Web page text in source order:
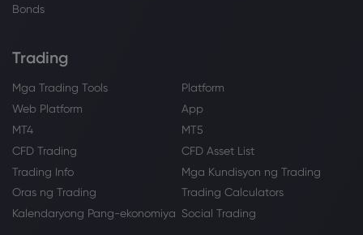
Bonds
Trading
Mga Trading Tools
Platform
Web Platform
App
MT4
MT5
CFD Trading
CFD Asset List
Trading Info
Mga Kundisyon ng Trading
Oras ng Trading
Trading Calculators
Kalendaryong Pang-ekonomiya Social Trading